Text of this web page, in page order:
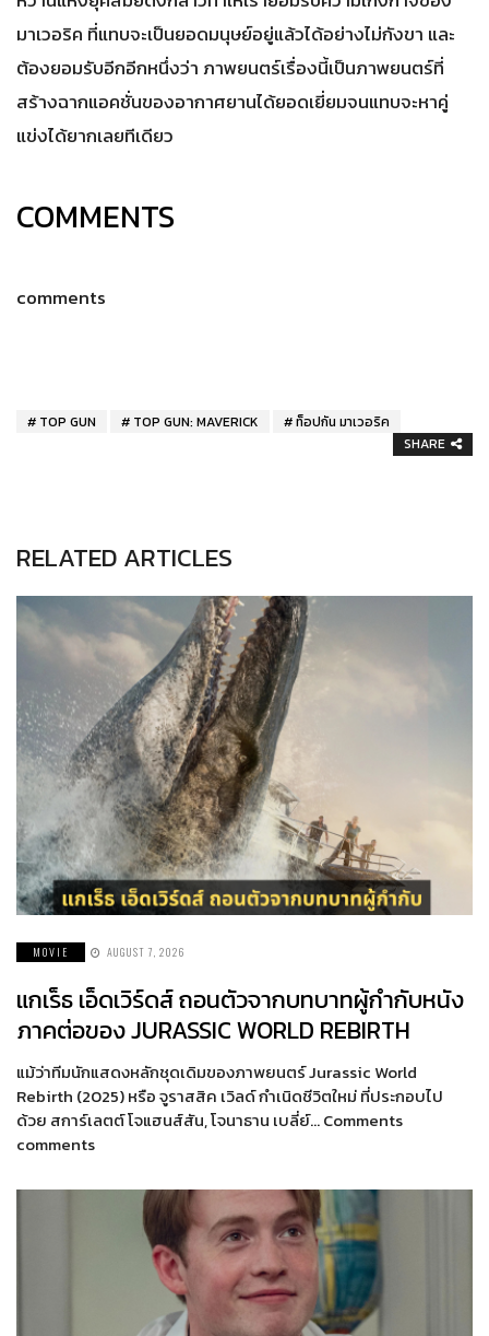
มาเวอริค ที่แทบจะเป็นยอดมนุษย์อยู่แล้วได้อย่างไม่กังขา และ
ต้องยอมรับอีกอีกหนึ่งว่า ภาพยนตร์เรื่องนี้เป็นภาพยนตร์ที่
สร้างฉากแอคชั่นของอากาศยานได้ยอดเยี่ยมจนแทบจะหาคู่
แข่งได้ยากเลยทีเดียว
COMMENTS
comments
TOP GUN TOP GUN: MAVERICK
ท็อปกัน มาเวอริค
SHARE
RELATED ARTICLES
MOVIE AUGUST 7, 2026
แกเร็ธ เอ็ดเวิร์ดส์ ถอนตัวจากบทบาทผู้กำกับหนัง
ภาคต่อของ JURASSIC WORLD REBIRTH
แม้ว่าทีมนักแสดงหลักชุดเดิมของภาพยนตร์ Jurassic World
Rebirth (2025) หรือ จูราสสิค เวิลด์ กำเนิดชีวิตใหม่ ที่ประกอบไป
ด้วย สการ์เลตต์ โจแฮนส์สัน, โจนาธาน เบลี่ย์… Comments
comments